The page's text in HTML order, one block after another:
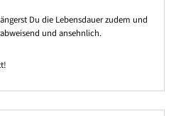
Du die Lebensdauer zudem und
und ansehnlich.